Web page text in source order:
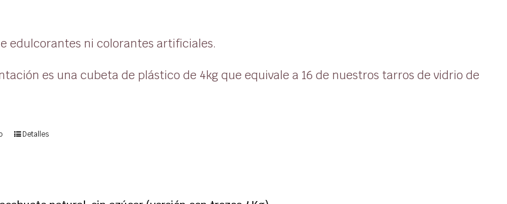
edulcorantes ni colorantes artificiales.
es una cubeta de plástico de 4kg que equivale a 16 de nuestros tarros de vidrio de
Detalles